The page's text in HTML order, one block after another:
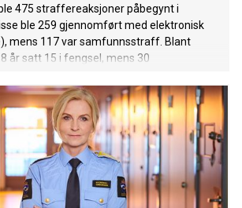
475 straffereaksjoner påbegynt i
ble 259 gjennomført med elektronisk
mens 117 var samfunnsstraff. Blant
år satt 15 i fengsel, mens 30